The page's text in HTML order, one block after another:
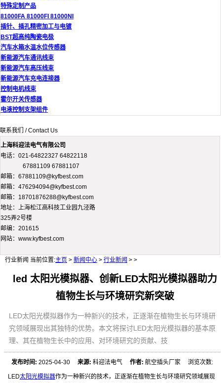
特殊定制产品
81000FA 81000FI 81000NI
插针、插孔精密加工与电镀
BST超高纯陶瓷电极
汽车水箱水温水位传感器
新能源汽车通讯线束
新能源汽车高压线束
新能源汽车充电连接器
控制电机线束
霍尔开关传感器
电液控制支架组件
联系我们 / Contact Us
上海科迎法电气有限公司
电话：021-64822327 64822118
67881109 67881107
邮箱：67881109@kyfbest.com
邮箱：476294094@kyfbest.com
邮箱：18701876288@kyfbest.com
地址：上海松江高科技工业园九泾路
325弄2号楼
邮编：201615
网站：www.kyfbest.com
行业新闻 当前位置:主页 > 新闻中心 > 行业新闻 > >
led 太阳光模拟器、创新LED太阳光模拟器助力
植物生长与环境研究新突破
LED太阳光模拟器作为一种新兴的技术，正逐渐在植物生长与环境研
究领域展现出其独特的优势。本文将探讨LED太阳光模拟器的基本原
理、其在植物生长中的应用、对环境研究的贡献、技
发布时间: 2025-04-30来源: 科迎法电气作者: 航空插头厂家 浏览次数:
LED太阳光模拟器作为一种新兴的技术，正逐渐在植物生长与环境研究领域展现